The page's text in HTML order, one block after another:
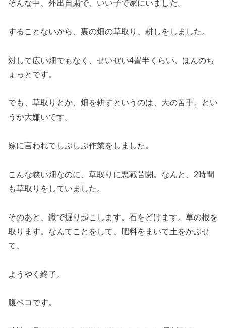
そんな中、外出自粛で、いい子で家にいました。
することないから、裏の畑の草取り、耕しをしました。
対して広い畑でもなく、せいぜい4畳半くらい。ほんのち
ょっとです。
でも、草取りとか、畑を耕すというのは、大の苦手。とい
うか大嫌いです。
嫁に言われてしぶしぶ作業をしました。
こんな狭い畑なのに、草取りに悪戦苦闘。なんと、2時間
も草取りをしていました。
そのあと、鍬で掘り起こします。石をどけます。草の根を
取ります。なんてことをして、肥料をまいて土をかぶせ
て、
ようやく終了。
腹ペコです。